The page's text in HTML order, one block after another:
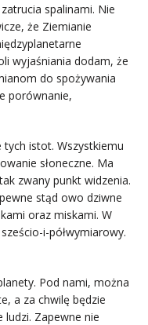
spalinami. Nie
że Ziemianie
wyjaśniania dodam, że
do spożywania
porównanie,
istot. Wszystkiemu
słoneczne. Ma
zwany punkt widzenia.
stąd owo dziwne
oraz miskami. W
i-półwymiarowy.
Pod nami, można
a za chwilę będzie
ludzi. Zapewne nie